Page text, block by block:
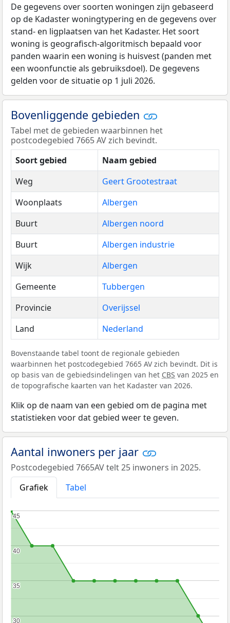
De gegevens over soorten woningen zijn gebaseerd
op de Kadaster woningtypering en de gegevens over
stand- en ligplaatsen van het Kadaster. Het soort
woning is geografisch-algoritmisch bepaald voor
panden waarin een woning is huisvest (panden met
een woonfunctie als gebruiksdoel). De gegevens
gelden voor de situatie op 1 juli 2026.
Bovenliggende gebieden
Tabel met de gebieden waarbinnen het
postcodegebied 7665 AV zich bevindt.
Soort gebied
Naam gebied
Weg
Geert Grootestraat
Woonplaats
Albergen
Buurt
Albergen noord
Buurt
Albergen industrie
Wijk
Albergen
Gemeente
Tubbergen
Provincie
Overijssel
Land
Nederland
Bovenstaande tabel toont de regionale gebieden
waarbinnen het postcodegebied 7665 AV zich bevindt. Dit is
op basis van de gebiedsindelingen van het CBS van 2025 en
de topografische kaarten van het Kadaster van 2026.
Klik op de naam van een gebied om de pagina met
statistieken voor dat gebied weer te geven.
Aantal inwoners per jaar
Postcodegebied 7665AV telt 25 inwoners in 2025.
Grafiek
Tabel
30
30
35
35
40
40
45
45